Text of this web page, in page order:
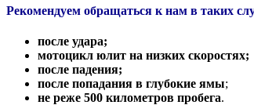
Рекомендуем обращаться к нам в таких
после удара;
мотоцикл юлит на низких скоростях;
после падения;
после попадания в глубокие ямы;
не реже 500 километров пробега.